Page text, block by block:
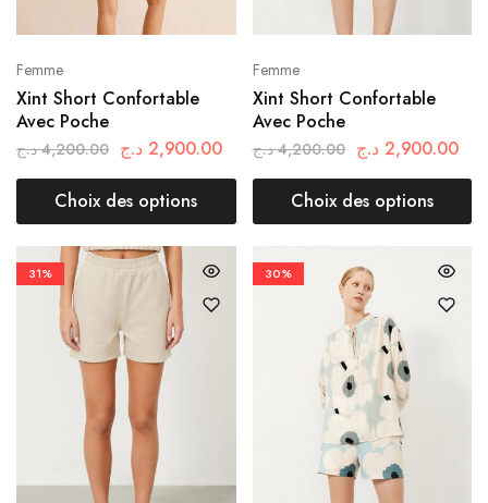
Femme
Xint Short Confortable
Avec Poche
4,200.00 د.ج 2,900.00 د.ج
Choix des options
Femme
Xint Short Confortable
Avec Poche
4,200.00 د.ج 2,900.00 د.ج
Choix des options
31% 30%